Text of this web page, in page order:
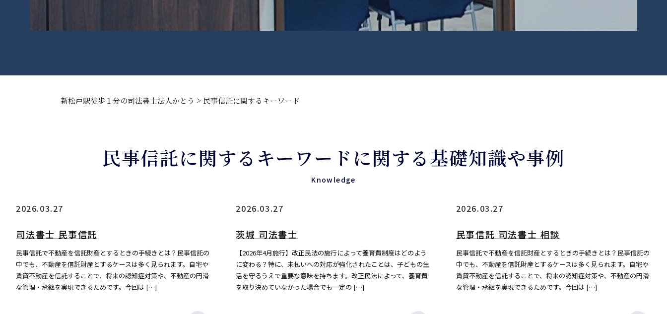
新松戸駅徒歩１分の司法書士法人かとう > 民事信託に関するキーワード
民事信託に関するキーワードに関する基礎知識や事例
Knowledge
2026.03.27
司法書士 民事信託
民事信託で不動産を信託財産とするときの手続きとは？民事信託の
中でも、不動産を信託財産とするケースは多く見られます。自宅や
賃貸不動産を信託することで、将来の認知症対策や、不動産の円滑
な管理・承継を実現できるためです。今回は […]
2026.03.27
茨城 司法書士
【2026年4月施行】改正民法の施行によって養育費制度はどのよう
に変わる？特に、未払いへの対応が強化されたことは、子どもの生
活を守るうえで重要な意味を持ちます。改正民法によって、養育費
を取り決めていなかった場合でも一定の […]
2026.03.27
民事信託 司法書士 相談
民事信託で不動産を信託財産とするときの手続きとは？民事信託の
中でも、不動産を信託財産とするケースは多く見られます。自宅や
賃貸不動産を信託することで、将来の認知症対策や、不動産の円滑
な管理・承継を実現できるためです。今回は […]